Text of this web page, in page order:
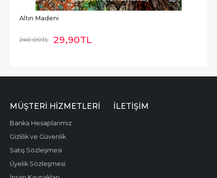
Altın Madeni
240,00TL 29,90TL
MÜŞTERI HIZMETLERI
Banka Hesaplarımız
Gizlilik ve Güvenlik
Satış Sözleşmesi
Üyelik Sözleşmesi
İLETIŞIM